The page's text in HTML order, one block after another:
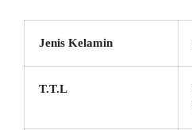
Jenis Kelamin
T.T.L